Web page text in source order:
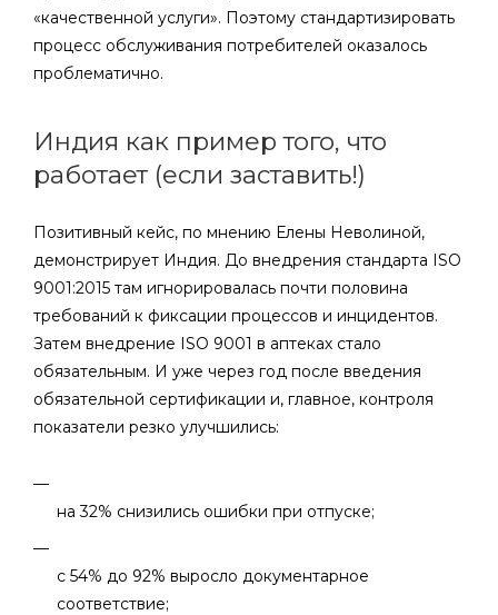
«качественной услуги». Поэтому стандартизировать
процесс обслуживания потребителей оказалось
проблематично.
Индия как пример того, что
работает (если заставить!)
Позитивный кейс, по мнению Елены Неволиной,
демонстрирует Индия. До внедрения стандарта ISO
9001:2015 там игнорировалась почти половина
требований к фиксации процессов и инцидентов.
Затем внедрение ISO 9001 в аптеках стало
обязательным. И уже через год после введения
обязательной сертификации и, главное, контроля
показатели резко улучшились:
на 32% снизились ошибки при отпуске;
с 54% до 92% выросло документарное
соответствие;